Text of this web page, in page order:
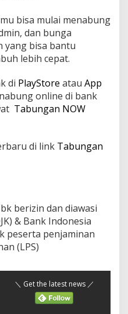
bisa mulai menabung
dan bunga
yang bisa bantu
lebih cepat.
di PlayStore atau App
online di bank
Tabungan NOW
di link Tabungan
berizin dan diawasi
& Bank Indonesia
peserta penjaminan
(LPS)
＼ Get the latest news ／